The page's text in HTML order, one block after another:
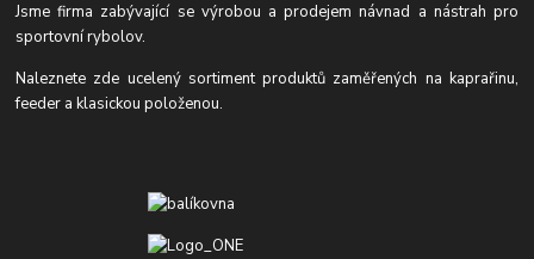
Jsme firma zabývající se výrobou a prodejem návnad a nástrah pro
sportovní rybolov.
Naleznete zde ucelený sortiment produktů zaměřených na kaprařinu,
feeder a klasickou položenou.